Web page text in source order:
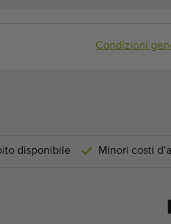
Condizioni
disponibile Minori costi